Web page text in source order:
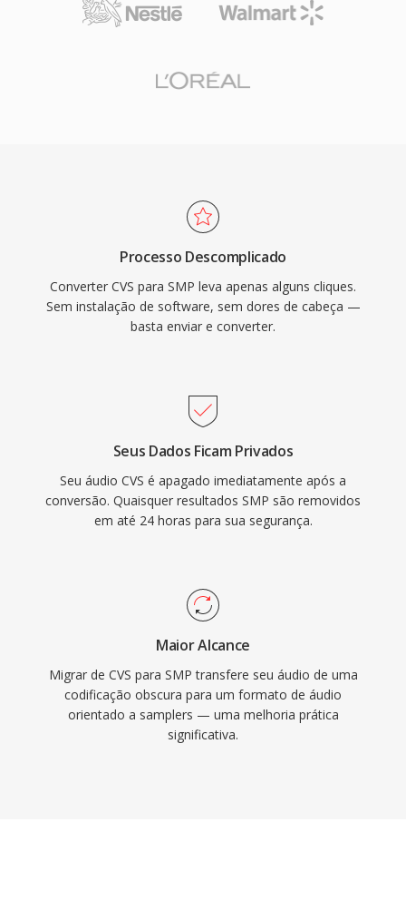
Processo Descomplicado
Converter CVS para SMP leva apenas alguns cliques.
Sem instalação de software, sem dores de cabeça —
basta enviar e converter.
Seus Dados Ficam Privados
Seu áudio CVS é apagado imediatamente após a
conversão. Quaisquer resultados SMP são removidos
em até 24 horas para sua segurança.
Maior Alcance
Migrar de CVS para SMP transfere seu áudio de uma
codificação obscura para um formato de áudio
orientado a samplers — uma melhoria prática
significativa.